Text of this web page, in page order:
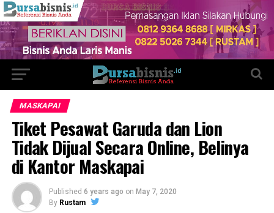
MASKAPAI
Tiket Pesawat Garuda dan Lion
Tidak Dijual Secara Online, Belinya
di Kantor Maskapai
Published 6 years ago on May 7, 2020
By Rustam